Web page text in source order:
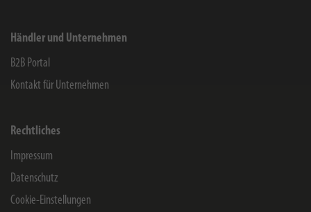
Händler und Unternehmen
B2B Portal
Kontakt für Unternehmen
Rechtliches
Impressum
Datenschutz
Cookie-Einstellungen